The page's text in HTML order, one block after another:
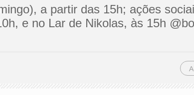
a partir das 15h; ações
e no Lar de Nikolas, às 15h